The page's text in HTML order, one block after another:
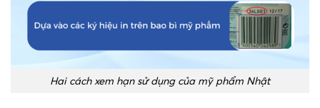
Hai cách xem hạn sử dụng của mỹ phẩm Nhật